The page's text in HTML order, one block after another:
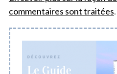
commentaires sont traitées.